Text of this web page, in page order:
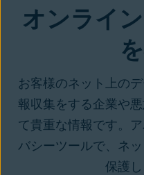
オンライ
お客様のネット上の
報収集をする企業や
て貴重な情報です。
バシーツールで、ネ
保護し